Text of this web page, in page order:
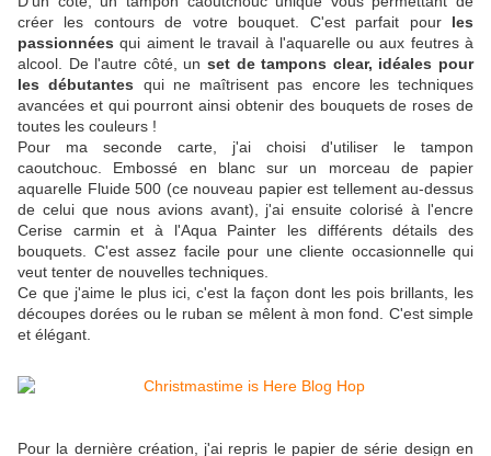
créer les contours de votre bouquet. C'est parfait pour les
passionnées qui aiment le travail à l'aquarelle ou aux feutres à
alcool. De l'autre côté, un set de tampons clear, idéales pour
les débutantes qui ne maîtrisent pas encore les techniques
avancées et qui pourront ainsi obtenir des bouquets de roses de
toutes les couleurs !
Pour ma seconde carte, j'ai choisi d'utiliser le tampon
caoutchouc. Embossé en blanc sur un morceau de papier
aquarelle Fluide 500 (ce nouveau papier est tellement au-dessus
de celui que nous avions avant), j'ai ensuite colorisé à l'encre
Cerise carmin et à l'Aqua Painter les différents détails des
bouquets. C'est assez facile pour une cliente occasionnelle qui
veut tenter de nouvelles techniques.
Ce que j'aime le plus ici, c'est la façon dont les pois brillants, les
découpes dorées ou le ruban se mêlent à mon fond. C'est simple
et élégant.
Pour la dernière création, j'ai repris le papier de série design en